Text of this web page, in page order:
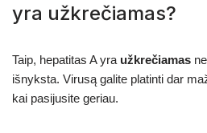
yra užkrečiamas?
Taip, hepatitas A yra užkrečiamas
išnyksta. Virusą galite platinti dar
kai pasijusite geriau.